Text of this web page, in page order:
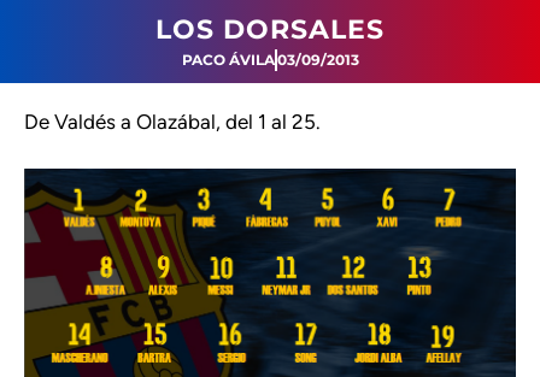
LOS DORSALES
PACO ÁVILA03/09/2013
De Valdés a Olazábal, del 1 al 25.